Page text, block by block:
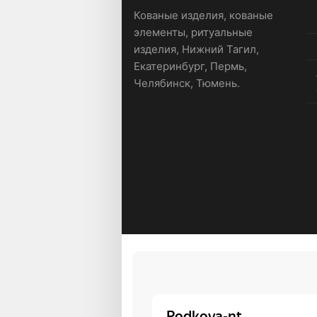
Кованые изделия, кованые
элементы, ритуальные
изделия, Нижний Тагил,
Екатеринбург, Пермь,
Челябинск, Тюмень.